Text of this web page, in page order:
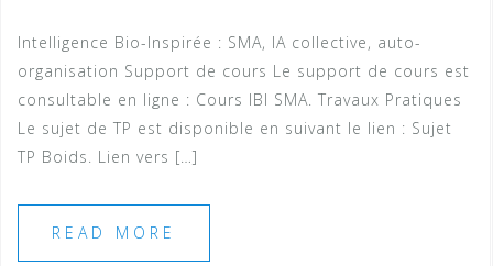
Intelligence Bio-Inspirée : SMA, IA collective, auto-
organisation Support de cours Le support de cours est
consultable en ligne : Cours IBI SMA. Travaux Pratiques
Le sujet de TP est disponible en suivant le lien : Sujet
TP Boids. Lien vers […]
READ MORE